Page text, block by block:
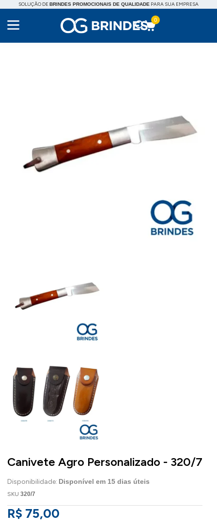
SOLUÇÃO DEBRINDES PROMOCIONAIS DE QUALIDADE PARA SUA EMPRESA
0
Canivete Agro Personalizado - 320/7
Disponibilidade: Disponível em 15 dias úteis
SKU 320/7
R$ 75,00